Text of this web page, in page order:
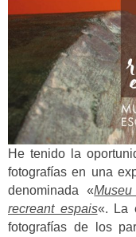
He tenido la
fotografías en una
denominada «
recreant espais«. La
fotografías de los